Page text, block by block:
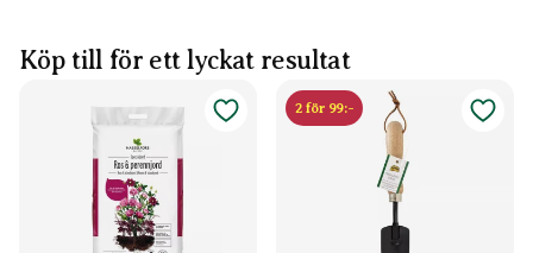
Köp till för ett lyckat resultat
2 för 99:-